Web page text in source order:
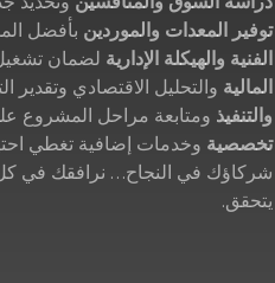
توفير المعدات والموردين بأفضل
الفنية والهيكلة الإدارية لضمان
المالية والتحليل الاقتصادي وتقدير
والتنفيذ ومتابعة مراحل المشروع
تخصصية وخدمات إضافية تغطي
شركاؤك في النجاح… نرافقك
يتحقق.